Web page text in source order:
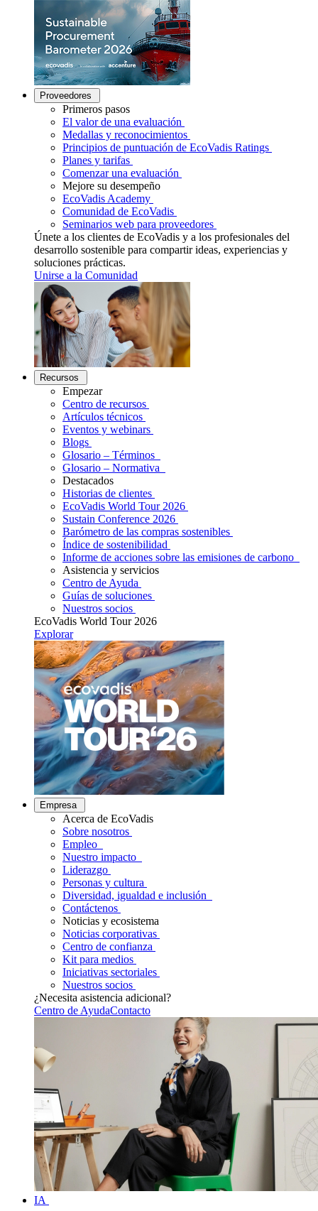
Proveedores
Primeros pasos
El valor de una evaluación
Medallas y reconocimientos
Principios de puntuación de EcoVadis Ratings
Planes y tarifas
Comenzar una evaluación
Mejore su desempeño
EcoVadis Academy
Comunidad de EcoVadis
Seminarios web para proveedores
Únete a los clientes de EcoVadis y a los profesionales del
desarrollo sostenible para compartir ideas, experiencias y
soluciones prácticas.
Unirse a la Comunidad
Recursos
Empezar
Centro de recursos
Artículos técnicos
Eventos y webinars
Blogs
Glosario – Términos
Glosario – Normativa
Destacados
Historias de clientes
EcoVadis World Tour 2026
Sustain Conference 2026
Barómetro de las compras sostenibles
Índice de sostenibilidad
Informe de acciones sobre las emisiones de carbono
Asistencia y servicios
Centro de Ayuda
Guías de soluciones
Nuestros socios
EcoVadis World Tour 2026
Explorar
Empresa
Acerca de EcoVadis
Sobre nosotros
Empleo
Nuestro impacto
Liderazgo
Personas y cultura
Diversidad, igualdad e inclusión
Contáctenos
Noticias y ecosistema
Noticias corporativas
Centro de confianza
Kit para medios
Iniciativas sectoriales
Nuestros socios
¿Necesita asistencia adicional?
Centro de AyudaContacto
IA